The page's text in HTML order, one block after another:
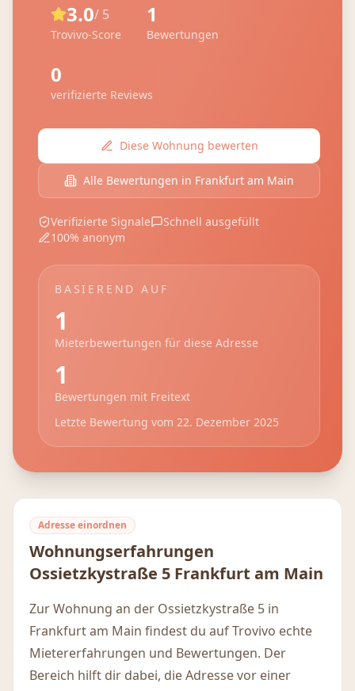
3.0/ 5
Trovivo-Score
1
Bewertungen
0
verifizierte Reviews
Diese Wohnung bewerten
Alle Bewertungen in Frankfurt am Main
Verifizierte Signale
Schnell ausgefüllt
100% anonym
BASIEREND AUF
1
Mieterbewertungen für diese Adresse
1
Bewertungen mit Freitext
Letzte Bewertung vom 22. Dezember 2025
Adresse einordnen
Wohnungserfahrungen
Ossietzkystraße 5 Frankfurt am Main
Zur Wohnung an der Ossietzkystraße 5 in
Frankfurt am Main findest du auf Trovivo echte
Mietererfahrungen und Bewertungen. Der
Bereich hilft dir dabei, die Adresse vor einer